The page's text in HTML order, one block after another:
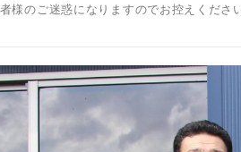
様のご迷惑になりますのでお控えくださ